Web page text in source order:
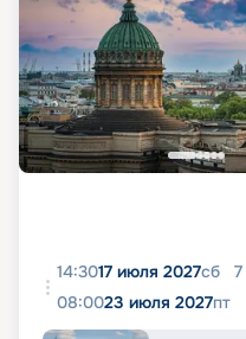
14:3017 июля 2027сб 7
08:0023 июля 2027пт